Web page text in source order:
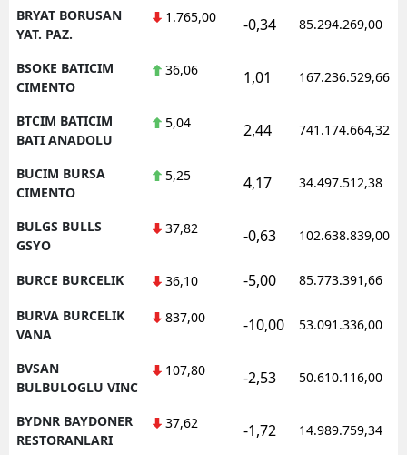
BRYAT BORUSAN
YAT. PAZ.
1.765,00 -0,34 85.294.269,00
BSOKE BATICIM
CIMENTO
36,06 1,01 167.236.529,66
BTCIM BATICIM
BATI ANADOLU
5,04 2,44 741.174.664,32
BUCIM BURSA
CIMENTO
5,25 4,17 34.497.512,38
BULGS BULLS
GSYO
37,82 -0,63 102.638.839,00
BURCE BURCELIK 36,10 -5,00 85.773.391,66
BURVA BURCELIK
VANA
837,00 -10,00 53.091.336,00
BVSAN
BULBULOGLU VINC
107,80 -2,53 50.610.116,00
BYDNR BAYDONER
RESTORANLARI
37,62 -1,72 14.989.759,34